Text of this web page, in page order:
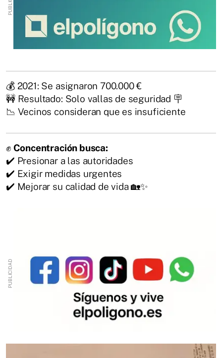
💰 2021: Se asignaron 700.000 €
🚧 Resultado: Solo vallas de seguridad 🪧
📉 Vecinos consideran que es insuficiente
✊ Concentración busca:
✔️ Presionar a las autoridades
✔️ Exigir medidas urgentes
✔️ Mejorar su calidad de vida 🏡✨